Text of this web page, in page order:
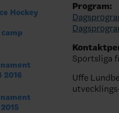
Hockey
2016
Program:
Sportsliga
Uffe